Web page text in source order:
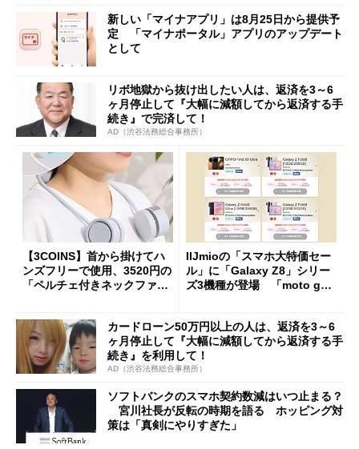
新しい「マイナアプリ」は8月25日から提供予
定 「マイナポータル」アプリのアップデート
として
リボ地獄から抜け出したい人は、返済を3～6
ヶ月停止して『大幅に減額してから返済する手
続き』で完済して！
AD（渋谷法務総合事務所）
【3COINS】首から掛けてハ
ンズフリーで使用、3520円の
「ペルチェ付きネックファ
IIJmioの「スマホ大特価セー
ル」に「Galaxy Z8」シリー
ズ3機種が登場 「moto g37
カードローン50万円以上の人は、返済を3～6
ヶ月停止して『大幅に減額してから返済する手
続き』を利用して！
AD（渋谷法務総合事務所）
ソフトバンクのスマホ契約数減はいつ止まる？
宮川社長が反転の時期を語る ホッピング対
策は「真剣にやりすぎた」